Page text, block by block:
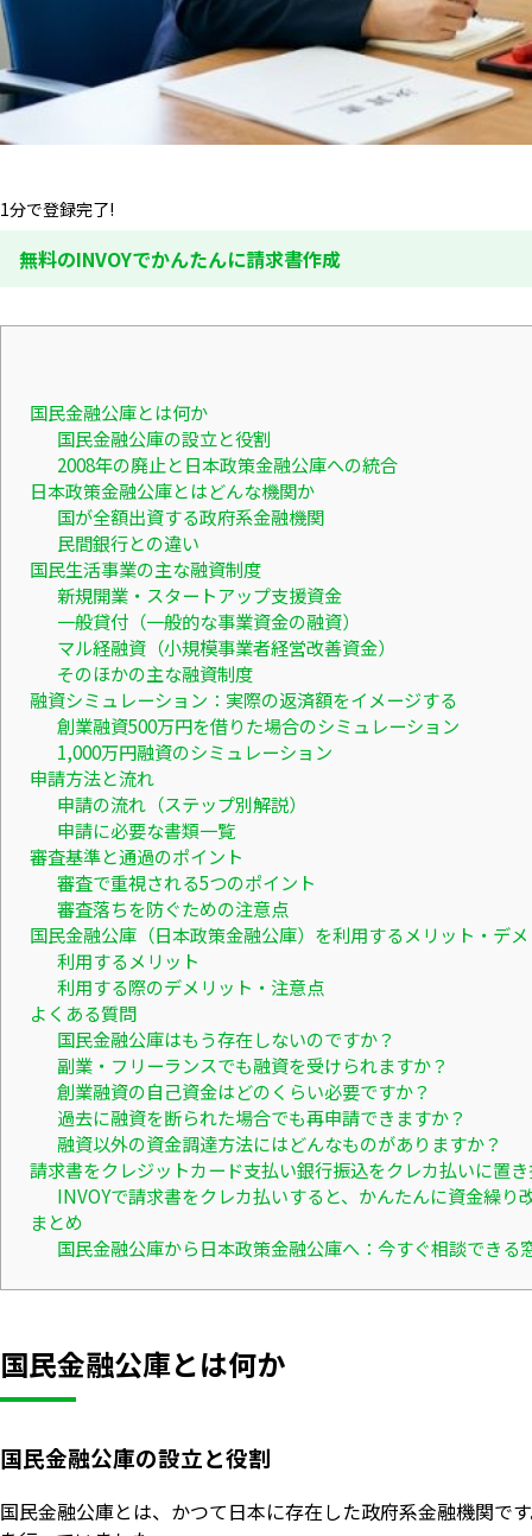
1分で登録完了!
無料のINVOYでかんたんに請求書作成
国民金融公庫とは何か
国民金融公庫の設立と役割
2008年の廃止と日本政策金融公庫への統合
日本政策金融公庫とはどんな機関か
国が全額出資する政府系金融機関
民間銀行との違い
国民生活事業の主な融資制度
新規開業・スタートアップ支援資金
一般貸付（一般的な事業資金の融資）
マル経融資（小規模事業者経営改善資金）
そのほかの主な融資制度
融資シミュレーション：実際の返済額をイメージする
創業融資500万円を借りた場合のシミュレーション
1,000万円融資のシミュレーション
申請方法と流れ
申請の流れ（ステップ別解説）
申請に必要な書類一覧
審査基準と通過のポイント
審査で重視される5つのポイント
審査落ちを防ぐための注意点
国民金融公庫（日本政策金融公庫）を利用するメリット・デ
利用するメリット
利用する際のデメリット・注意点
よくある質問
国民金融公庫はもう存在しないのですか？
副業・フリーランスでも融資を受けられますか？
創業融資の自己資金はどのくらい必要ですか？
過去に融資を断られた場合でも再申請できますか？
融資以外の資金調達方法にはどんなものがありますか？
請求書をクレジットカード支払い銀行振込をクレカ払いに置
INVOYで請求書をクレカ払いすると、かんたんに資金繰り
まとめ
国民金融公庫から日本政策金融公庫へ：今すぐ相談できる
国民金融公庫とは何か
国民金融公庫の設立と役割
国民金融公庫とは、かつて日本に存在した政府系金融機関で